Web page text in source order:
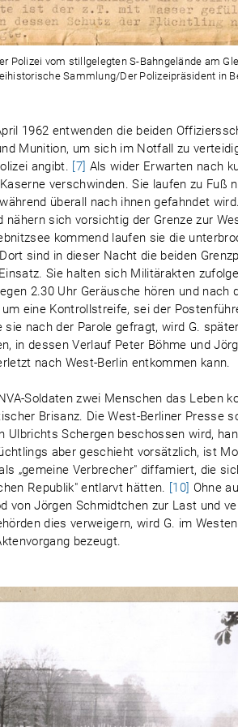
Polizei vom stillgelegten S-Bahngelände am
Sammlung/Der Polizeipräsident in
1962 entwenden die beiden
Munition, um sich im Notfall zu
angibt. [7] Als wider Erwarten nach
verschwinden. Sie laufen zu Fuß
überall nach ihnen gefahndet
nähern sich vorsichtig der Grenze zur
kommend laufen sie die
sind in dieser Nacht die beiden
Sie halten sich Militärakten
2.30 Uhr Geräusche hören und nach
eine Kontrollstreife, sei der
nach der Parole gefragt, wird G.
in dessen Verlauf Peter Böhme und
nach West-Berlin entkommen kann.
Soldaten zwei Menschen das Leben
Brisanz. Die West-Berliner Presse
Ulbrichts Schergen beschossen wird,
aber geschieht vorsätzlich, ist
„gemeine Verbrecher" diffamiert, die
Republik" entlarvt hätten. [10] Ohne
von Jörgen Schmidtchen zur Last und
dies verweigern, wird G. im
bezeugt.